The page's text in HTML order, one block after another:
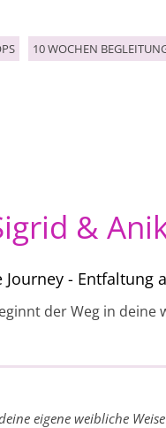
&
- Entfaltung
der Weg in deine
10 WOCHEN
eigene weibliche